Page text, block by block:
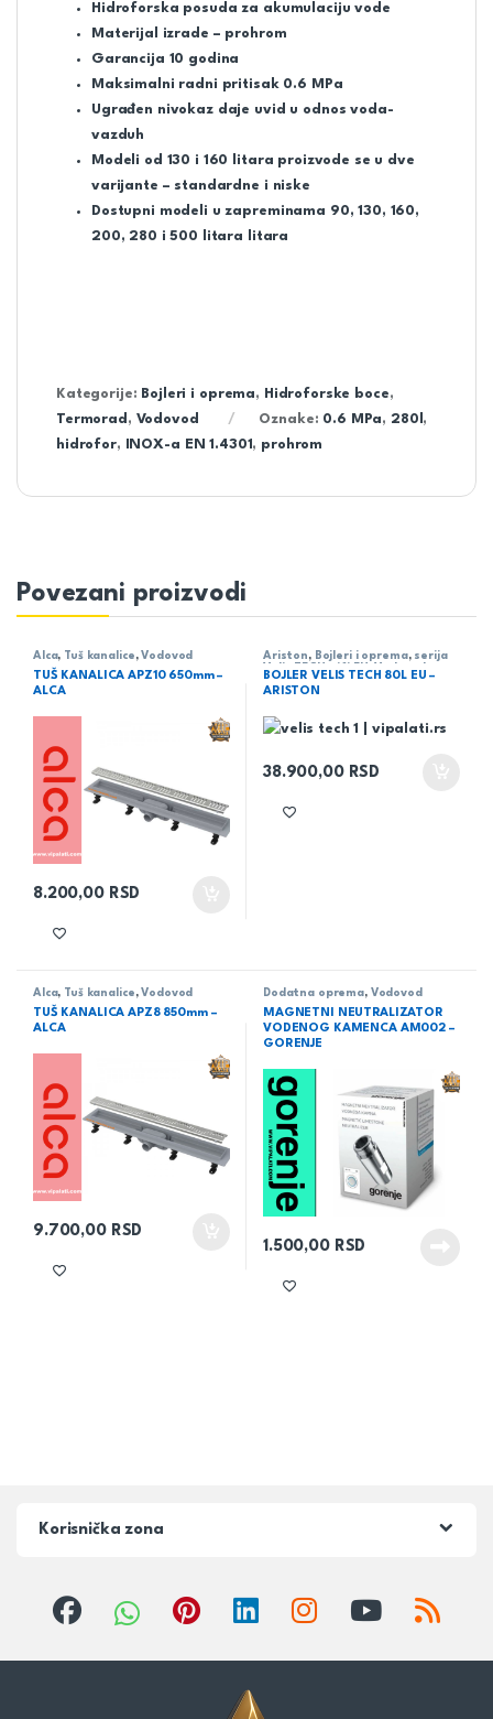
Hidroforska posuda za akumulaciju vode
Materijal izrade – prohrom
Garancija 10 godina
Maksimalni radni pritisak 0.6 MPa
Ugrađen nivokaz daje uvid u odnos voda-
vazduh
Modeli od 130 i 160 litara proizvode se u dve
varijante – standardne i niske
Dostupni modeli u zapreminama 90, 130, 160,
200, 280 i 500 litara litara
Kategorije: Bojleri i oprema, Hidroforske boce,
Termorad , Vodovod Oznake: 0.6 MPa,280l ,
hidrofor, INOX-a EN 1.4301, prohrom
Povezani proizvodi
Alca, Tuš kanalice ,Vodovod
TUŠ KANALICA APZ10 650mm –
ALCA
8.200,00 RSD
Ariston , Bojleri i oprema, serija
BOJLER VELIS TECH 80L EU –
ARISTON
38.900,00 RSD
Alca, Tuš kanalice ,Vodovod
TUŠ KANALICA APZ8 850mm –
ALCA
9.700,00 RSD
Dodatna oprema, Vodovod
MAGNETNI NEUTRALIZATOR
VODENOG KAMENCA AM002 –
GORENJE
1.500,00 RSD
Korisnička zona